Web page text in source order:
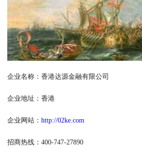
企业名称：香港达源金融有限公司
企业地址：香港
企业网站： http://02ke.com
招商热线：400-747-27890